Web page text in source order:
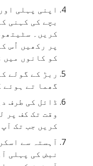
اپنی پہلی
بچے کی کہنی
کریں۔
پر رکھیں اُس
کو کانوں میں
ربڑ کے گولے
گھما تے ہوئے
ڈائل کی طرف
وقت تک کف پر
کریں جب تک
آہستہ سے
نبض کی پہلی